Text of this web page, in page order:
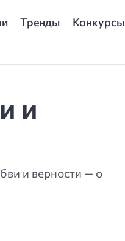
Тренды
Конкурсы
и
и верности — о